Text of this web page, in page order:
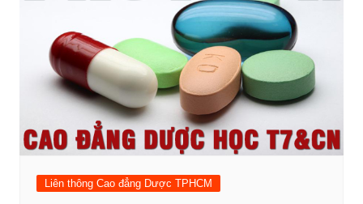
Liên thông Cao đẳng Dược TPHCM